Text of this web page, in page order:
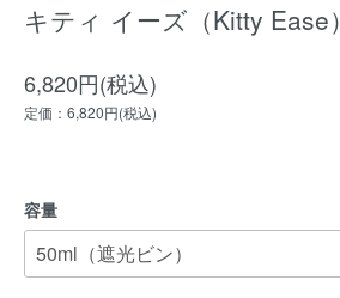
キティ イーズ（Kitty Ease）
6,820円(税込)
定価：6,820円(税込)
容量